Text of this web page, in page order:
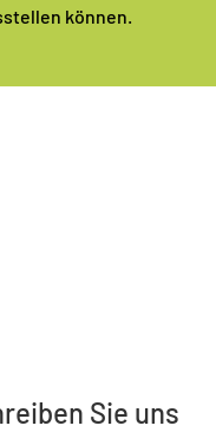
können.
Sie uns